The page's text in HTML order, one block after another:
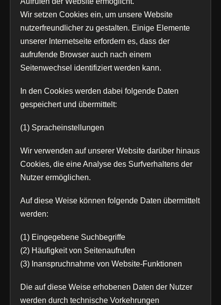
Wir setzen Cookies ein, um unsere Website
nutzerfreundlicher zu gestalten. Einige Elemente
unserer Internetseite erfordern es, dass der
aufrufende Browser auch nach einem
Seitenwechsel identifiziert werden kann.
In den Cookies werden dabei folgende Daten
gespeichert und übermittelt:
(1) Spracheinstellungen
Wir verwenden auf unserer Website darüber hinaus
Cookies, die eine Analyse des Surfverhaltens der
Nutzer ermöglichen.
Auf diese Weise können folgende Daten übermittelt
werden:
(1) Eingegebene Suchbegriffe
(2) Häufigkeit von Seitenaufrufen
(3) Inanspruchnahme von Website-Funktionen
Die auf diese Weise erhobenen Daten der Nutzer
werden durch technische Vorkehrungen